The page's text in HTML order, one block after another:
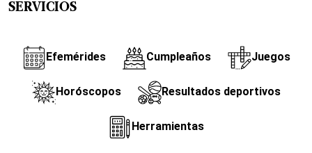
SERVICIOS
Efemérides Cumpleaños Juegos
Horóscopos Resultados deportivos
Herramientas